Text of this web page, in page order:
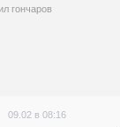
гончаров
09.02 в 08:16